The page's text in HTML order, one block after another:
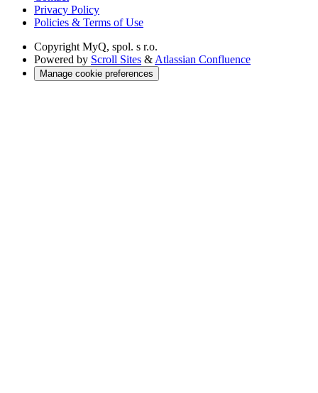
Privacy Policy
Policies & Terms of Use
Copyright MyQ, spol. s r.o.
Powered by Scroll Sites & Atlassian Confluence
Manage cookie preferences